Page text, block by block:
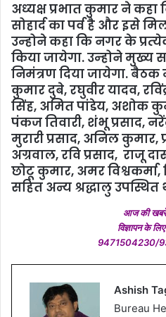
अध्‍यक्ष प्रभात कुमार ने
सोहार्द का पर्व है और इसे
उन्‍होने कहा कि नगर के
किया जायेगा. उन्‍होने मुख्‍य
निमंत्रण दिया जायेगा.
कुमार दुबे, रघुवीर यादव,
सिंह, अमित पांडेय, अशोक
पंकज तिवारी, शंभू प्रसाद,
मुरारी प्रसाद, अनिल कुमार,
अग्रवाल, रवि प्रसाद, राजू
छोटू कुमार, अमर विश्वकर्मा,
सहित अन्य श्रद्धालु उपस्थित
आज की
विज्ञापन के
9471504230/
Ashish
Bureau